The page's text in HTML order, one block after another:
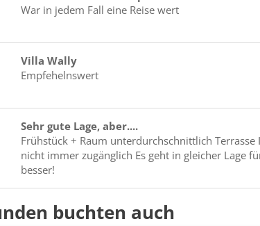
War in jedem Fall eine Reise wert
Villa Wally
Empfehelnswert
Sehr gute Lage, aber....
Frühstück + Raum unterdurchschnittlich
nicht immer zugänglich Es geht in gleicher Lage
besser!
buchten auch